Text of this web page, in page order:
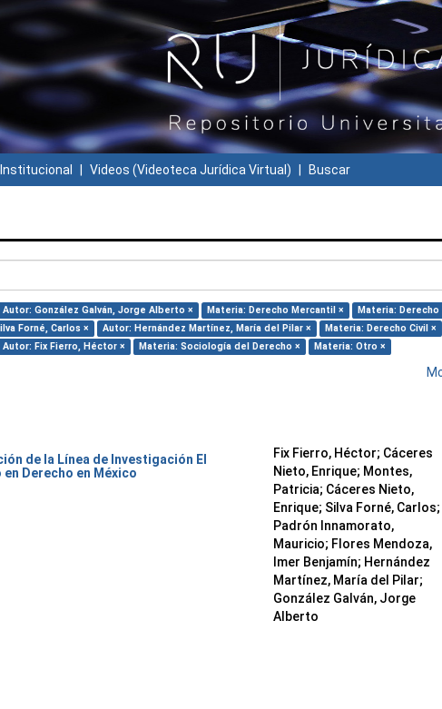
Videos (Videoteca Jurídica Virtual) Buscar
Autor: González Galván, Jorge Alberto × Materia: Derecho Mercantil ×
Materia:
Forné, Carlos × Autor: Hernández Martínez, María del Pilar ×
Materia: Derecho Civil ×
Autor: Fix Fierro, Héctor × Materia: Sociología del Derecho × Materia: Otro ×
de la Línea de Investigación El
en Derecho en México
Fix Fierro, Héctor; Cáceres
Nieto, Enrique; Montes,
Patricia; Cáceres Nieto,
Enrique; Silva Forné, Carlos;
Padrón Innamorato,
Mauricio; Flores Mendoza,
Imer Benjamín; Hernández
Martínez, María del Pilar;
González Galván, Jorge
Alberto